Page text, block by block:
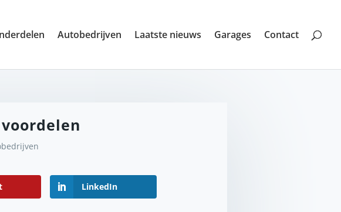
Autobedrijven Laatste nieuws Garages Contact
LinkedIn